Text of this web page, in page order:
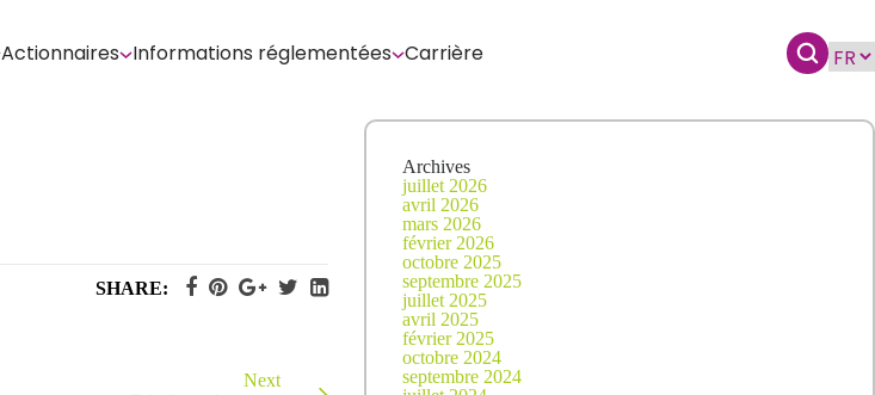
Actionnaires Informations réglementées Carrière
SHARE:
Next
Archives
juillet 2026
avril 2026
mars 2026
février 2026
octobre 2025
septembre 2025
juillet 2025
avril 2025
février 2025
octobre 2024
septembre 2024